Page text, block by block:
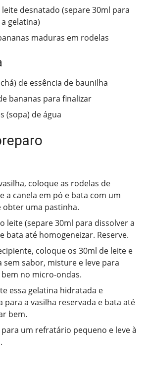
leite desnatado (separe 30ml para
gelatina)
maduras em rodelas
de essência de baunilha
bananas para finalizar
(sopa) de água
coloque as rodelas de
a canela em pó e bata com um
obter uma pastinha.
leite (separe 30ml para dissolver a
bata até homogeneizar. Reserve.
coloque os 30ml de leite e
sem sabor, misture e leve para
no micro-ondas.
essa gelatina hidratada e
para a vasilha reservada e bata até
bem.
um refratário pequeno e leve à